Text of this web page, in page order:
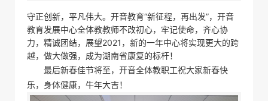
守正创新，平凡伟大。开音教育“新征程，再出发”，开音
教育发展中心全体教教师不改初心，牢记使命，齐心协
力，精诚团结，展望2021，新的一年中心将实现更大的跨
越，做大做强，成为湖南省康复的标杆！
最后新春佳节将至，开音全体教职工祝大家新春快
乐，身体健康，牛年大吉！